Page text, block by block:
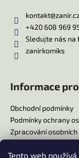
Tento web
kontakt@
+420 608 969
Sledujte nás na
zanirkomiks
Informace
Obchodní podmínky
Podmínky ochrany
Zpracování osobních
Doprava